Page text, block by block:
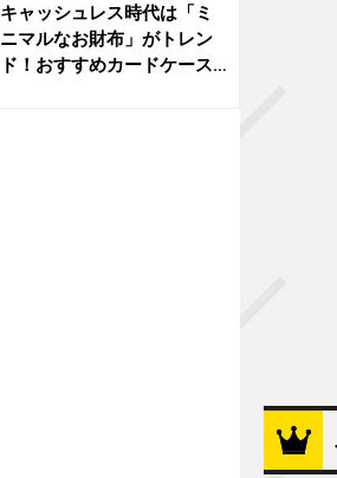
キャッシュレス時代は「ミ
ニマルなお財布」がトレン
ド！おすすめカードケース